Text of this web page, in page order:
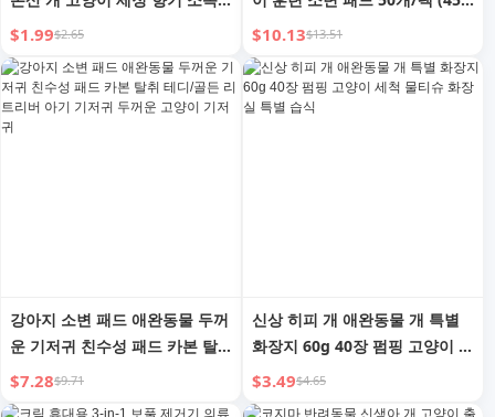
탈취 드라이 클리닝 반려동물 물
없이
$1.99$2.65
* 600mm)
$10.13$13.51
강아지 소변 패드 애완동물 두꺼
운 기저귀 친수성 패드 카본 탈
취 테디/골든 리트리버 아기 기
저귀 두꺼운 고양이 기저귀
$7.28$9.71
신상 히피 개 애완동물 개 특별
화장지 60g 40장 펌핑 고양이 세
척 물티슈 화장실 특별 습식
$3.49$4.65